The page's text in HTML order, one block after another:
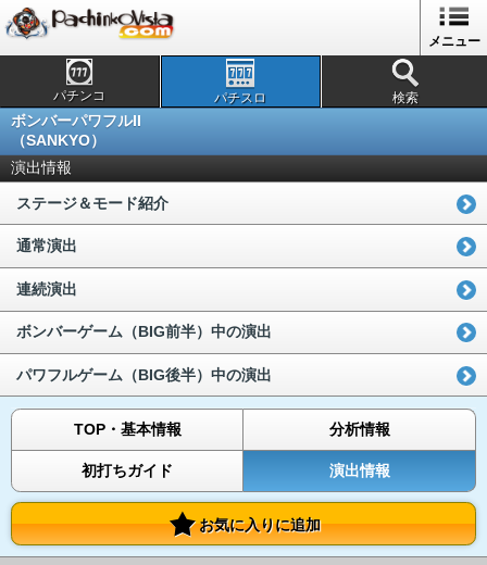
メニュー
パチンコ パチスロ 検索
ボンバーパワフルII
（SANKYO）
演出情報
ステージ＆モード紹介
通常演出
連続演出
ボンバーゲーム（BIG前半）中の演出
パワフルゲーム（BIG後半）中の演出
TOP・基本情報 分析情報
初打ちガイド 演出情報
お気に入りに追加